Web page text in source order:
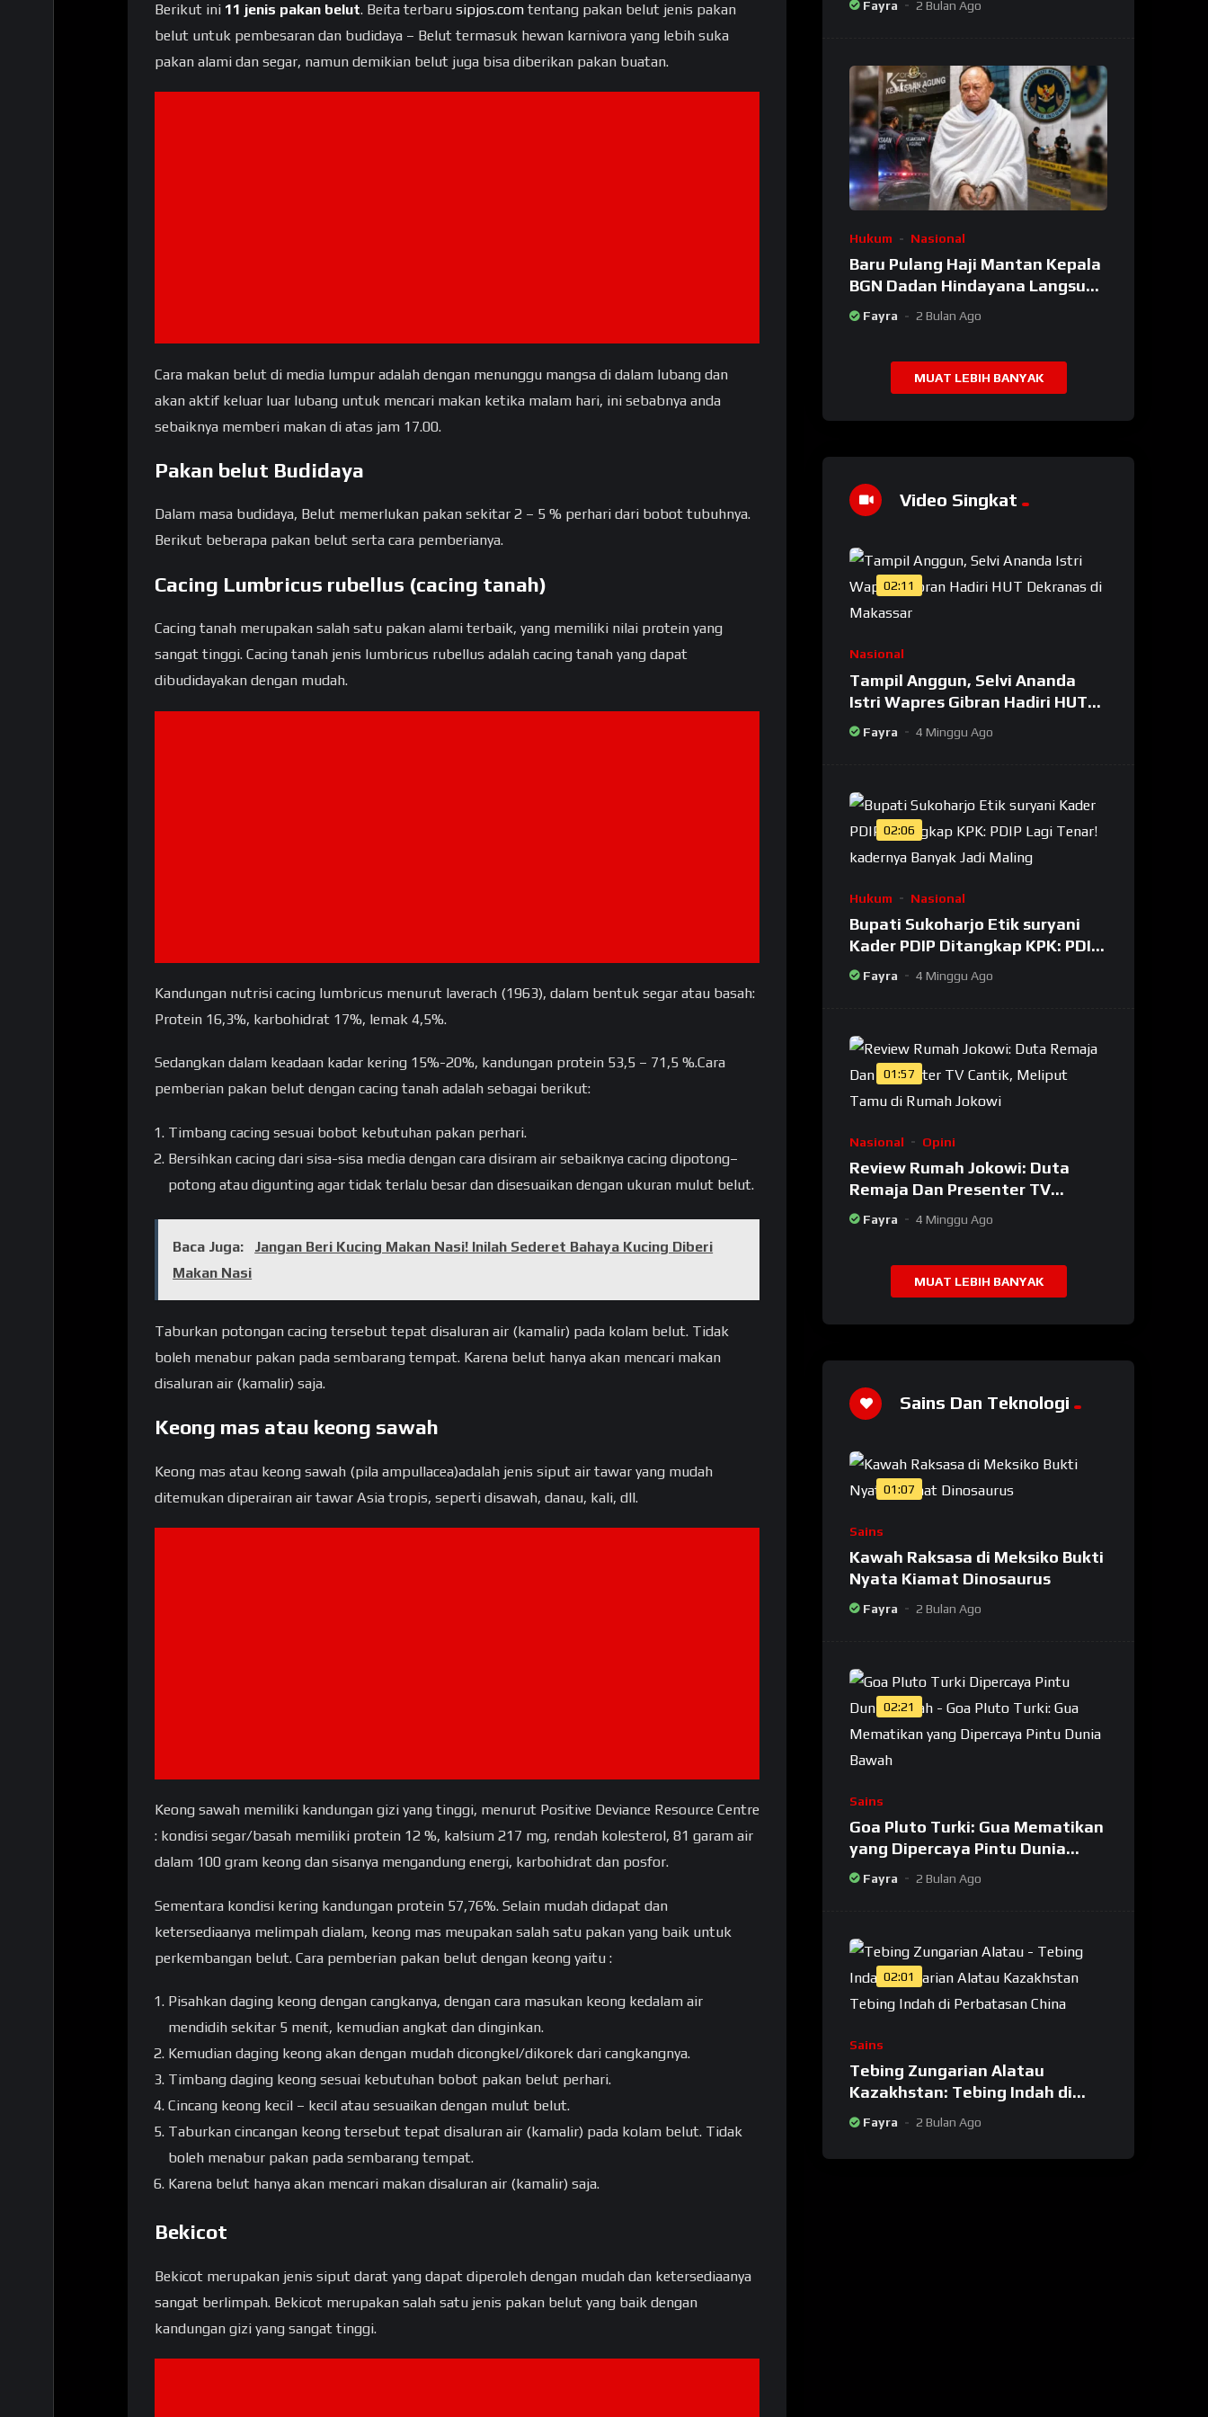
Berikut ini 11 jenis pakan belut. Beita terbaru sipjos.com tentang pakan belut jenis pakan
belut untuk pembesaran dan budidaya – Belut termasuk hewan karnivora yang lebih suka
pakan alami dan segar, namun demikian belut juga bisa diberikan pakan buatan.
Cara makan belut di media lumpur adalah dengan menunggu mangsa di dalam lubang dan
akan aktif keluar luar lubang untuk mencari makan ketika malam hari, ini sebabnya anda
sebaiknya memberi makan di atas jam 17.00.
Pakan belut Budidaya
Dalam masa budidaya, Belut memerlukan pakan sekitar 2 – 5 % perhari dari bobot tubuhnya.
Berikut beberapa pakan belut serta cara pemberianya.
Cacing Lumbricus rubellus (cacing tanah)
Cacing tanah merupakan salah satu pakan alami terbaik, yang memiliki nilai protein yang
sangat tinggi. Cacing tanah jenis lumbricus rubellus adalah cacing tanah yang dapat
dibudidayakan dengan mudah.
Kandungan nutrisi cacing lumbricus menurut laverach (1963), dalam bentuk segar atau basah:
Protein 16,3%, karbohidrat 17%, lemak 4,5%.
Sedangkan dalam keadaan kadar kering 15%-20%, kandungan protein 53,5 – 71,5 %.Cara
pemberian pakan belut dengan cacing tanah adalah sebagai berikut:
Timbang cacing sesuai bobot kebutuhan pakan perhari.
Bersihkan cacing dari sisa-sisa media dengan cara disiram air sebaiknya cacing dipotong–
potong atau digunting agar tidak terlalu besar dan disesuaikan dengan ukuran mulut belut.
Baca Juga:
Jangan Beri Kucing Makan Nasi! Inilah Sederet Bahaya Kucing Diberi
Makan Nasi
Taburkan potongan cacing tersebut tepat disaluran air (kamalir) pada kolam belut. Tidak
boleh menabur pakan pada sembarang tempat. Karena belut hanya akan mencari makan
disaluran air (kamalir) saja.
Keong mas atau keong sawah
Keong mas atau keong sawah (pila ampullacea)adalah jenis siput air tawar yang mudah
ditemukan diperairan air tawar Asia tropis, seperti disawah, danau, kali, dll.
Keong sawah memiliki kandungan gizi yang tinggi, menurut Positive Deviance Resource Centre
: kondisi segar/basah memiliki protein 12 %, kalsium 217 mg, rendah kolesterol, 81 garam air
dalam 100 gram keong dan sisanya mengandung energi, karbohidrat dan posfor.
Sementara kondisi kering kandungan protein 57,76%. Selain mudah didapat dan
ketersediaanya melimpah dialam, keong mas meupakan salah satu pakan yang baik untuk
perkembangan belut. Cara pemberian pakan belut dengan keong yaitu :
Pisahkan daging keong dengan cangkanya, dengan cara masukan keong kedalam air
mendidih sekitar 5 menit, kemudian angkat dan dinginkan.
Kemudian daging keong akan dengan mudah dicongkel/dikorek dari cangkangnya.
Timbang daging keong sesuai kebutuhan bobot pakan belut perhari.
Cincang keong kecil – kecil atau sesuaikan dengan mulut belut.
Taburkan cincangan keong tersebut tepat disaluran air (kamalir) pada kolam belut. Tidak
boleh menabur pakan pada sembarang tempat.
Karena belut hanya akan mencari makan disaluran air (kamalir) saja.
Bekicot
Bekicot merupakan jenis siput darat yang dapat diperoleh dengan mudah dan ketersediaanya
sangat berlimpah. Bekicot merupakan salah satu jenis pakan belut yang baik dengan
kandungan gizi yang sangat tinggi.
Besar
Fayra 2 Bulan Ago
Hukum Nasional
Baru Pulang Haji Mantan Kepala
BGN Dadan Hindayana Langsung
Dijemput Kejagung Setelah
Dicopot Prabowo
Fayra 2 Bulan Ago
MUAT LEBIH BANYAK
Video Singkat
02:11
Nasional
Tampil Anggun, Selvi Ananda
Istri Wapres Gibran Hadiri HUT
Dekranas di Makassar
Fayra 4 Minggu Ago
02:06
Hukum Nasional
Bupati Sukoharjo Etik suryani
Kader PDIP Ditangkap KPK: PDIP
Lagi Tenar! kadernya Banyak
Jadi Maling
Fayra 4 Minggu Ago
01:57
Nasional Opini
Review Rumah Jokowi: Duta
Remaja Dan Presenter TV
Cantik, Meliput Tamu di Rumah
Jokowi
Fayra 4 Minggu Ago
MUAT LEBIH BANYAK
Sains Dan Teknologi
01:07
Sains
Kawah Raksasa di Meksiko Bukti
Nyata Kiamat Dinosaurus
Fayra 2 Bulan Ago
02:21
Sains
Goa Pluto Turki: Gua Mematikan
yang Dipercaya Pintu Dunia
Bawah
Fayra 2 Bulan Ago
02:01
Sains
Tebing Zungarian Alatau
Kazakhstan: Tebing Indah di
Perbatasan Kazakhstan-China
Fayra 2 Bulan Ago